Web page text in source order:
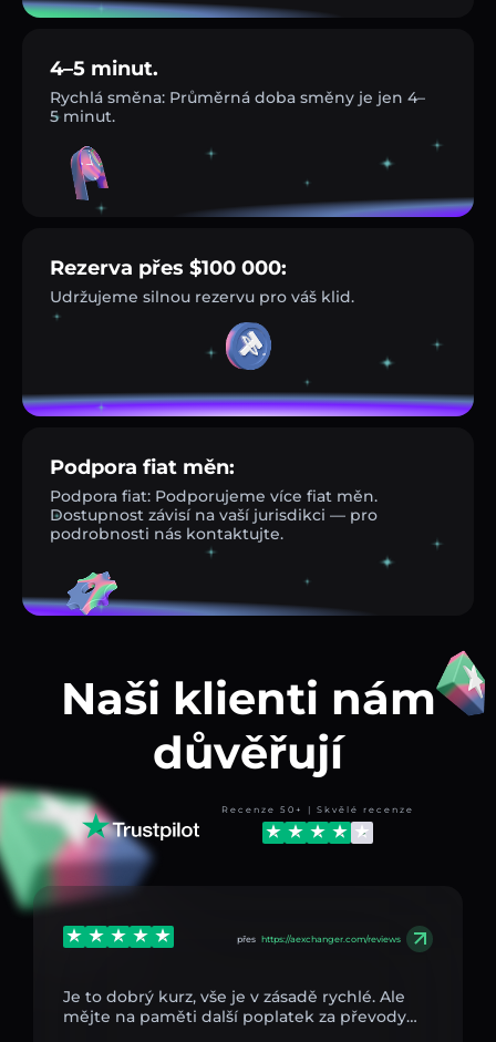
4–5 minut.
Rychlá směna: Průměrná doba směny je jen 4–
5 minut.
Rezerva přes $100 000:
Udržujeme silnou rezervu pro váš klid.
Podpora fiat měn:
Podpora fiat: Podporujeme více fiat měn.
Dostupnost závisí na vaší jurisdikci — pro
podrobnosti nás kontaktujte.
Naši klienti nám
důvěřují
Recenze 50+ | Skvělé recenze
přes https://aexchanger.com/reviews
Je to dobrý kurz, vše je v zásadě rychlé. Ale
mějte na paměti další poplatek za převody…